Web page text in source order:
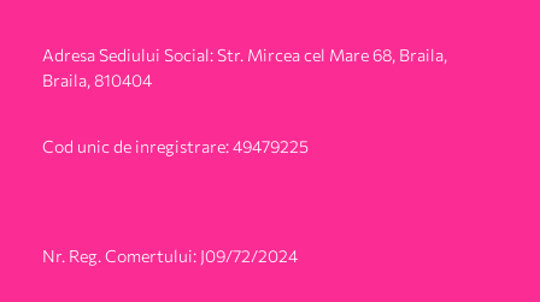
Adresa Sediului Social: Str. Mircea cel Mare 68, Braila,
Braila, 810404
Cod unic de inregistrare: 49479225
Nr. Reg. Comertului: J09/72/2024